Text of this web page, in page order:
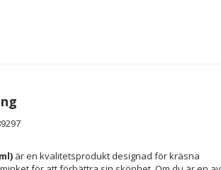
är en kvalitetsprodukt designad för kräsna